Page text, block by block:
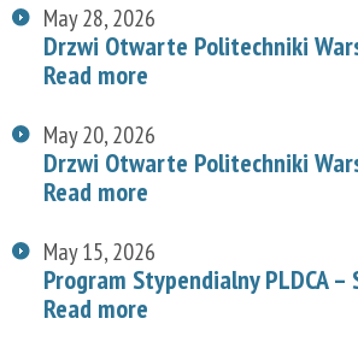
May 28, 2026
Drzwi Otwarte Politechniki
Read more
May 20, 2026
Drzwi Otwarte Politechniki
Read more
May 15, 2026
Program Stypendialny PLDCA
Read more